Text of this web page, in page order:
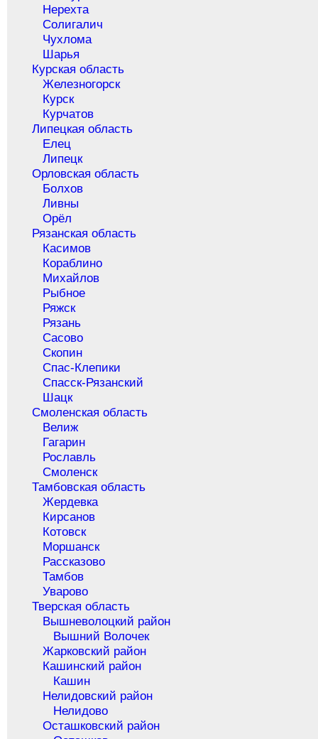
Нерехта
Солигалич
Чухлома
Шарья
Курская область
Железногорск
Курск
Курчатов
Липецкая область
Елец
Липецк
Орловская область
Болхов
Ливны
Орёл
Рязанская область
Касимов
Кораблино
Михайлов
Рыбное
Ряжск
Рязань
Сасово
Скопин
Спас-Клепики
Спасск-Рязанский
Шацк
Смоленская область
Велиж
Гагарин
Рославль
Смоленск
Тамбовская область
Жердевка
Кирсанов
Котовск
Моршанск
Рассказово
Тамбов
Уварово
Тверская область
Вышневолоцкий район
Вышний Волочек
Жарковский район
Кашинский район
Кашин
Нелидовский район
Нелидово
Осташковский район